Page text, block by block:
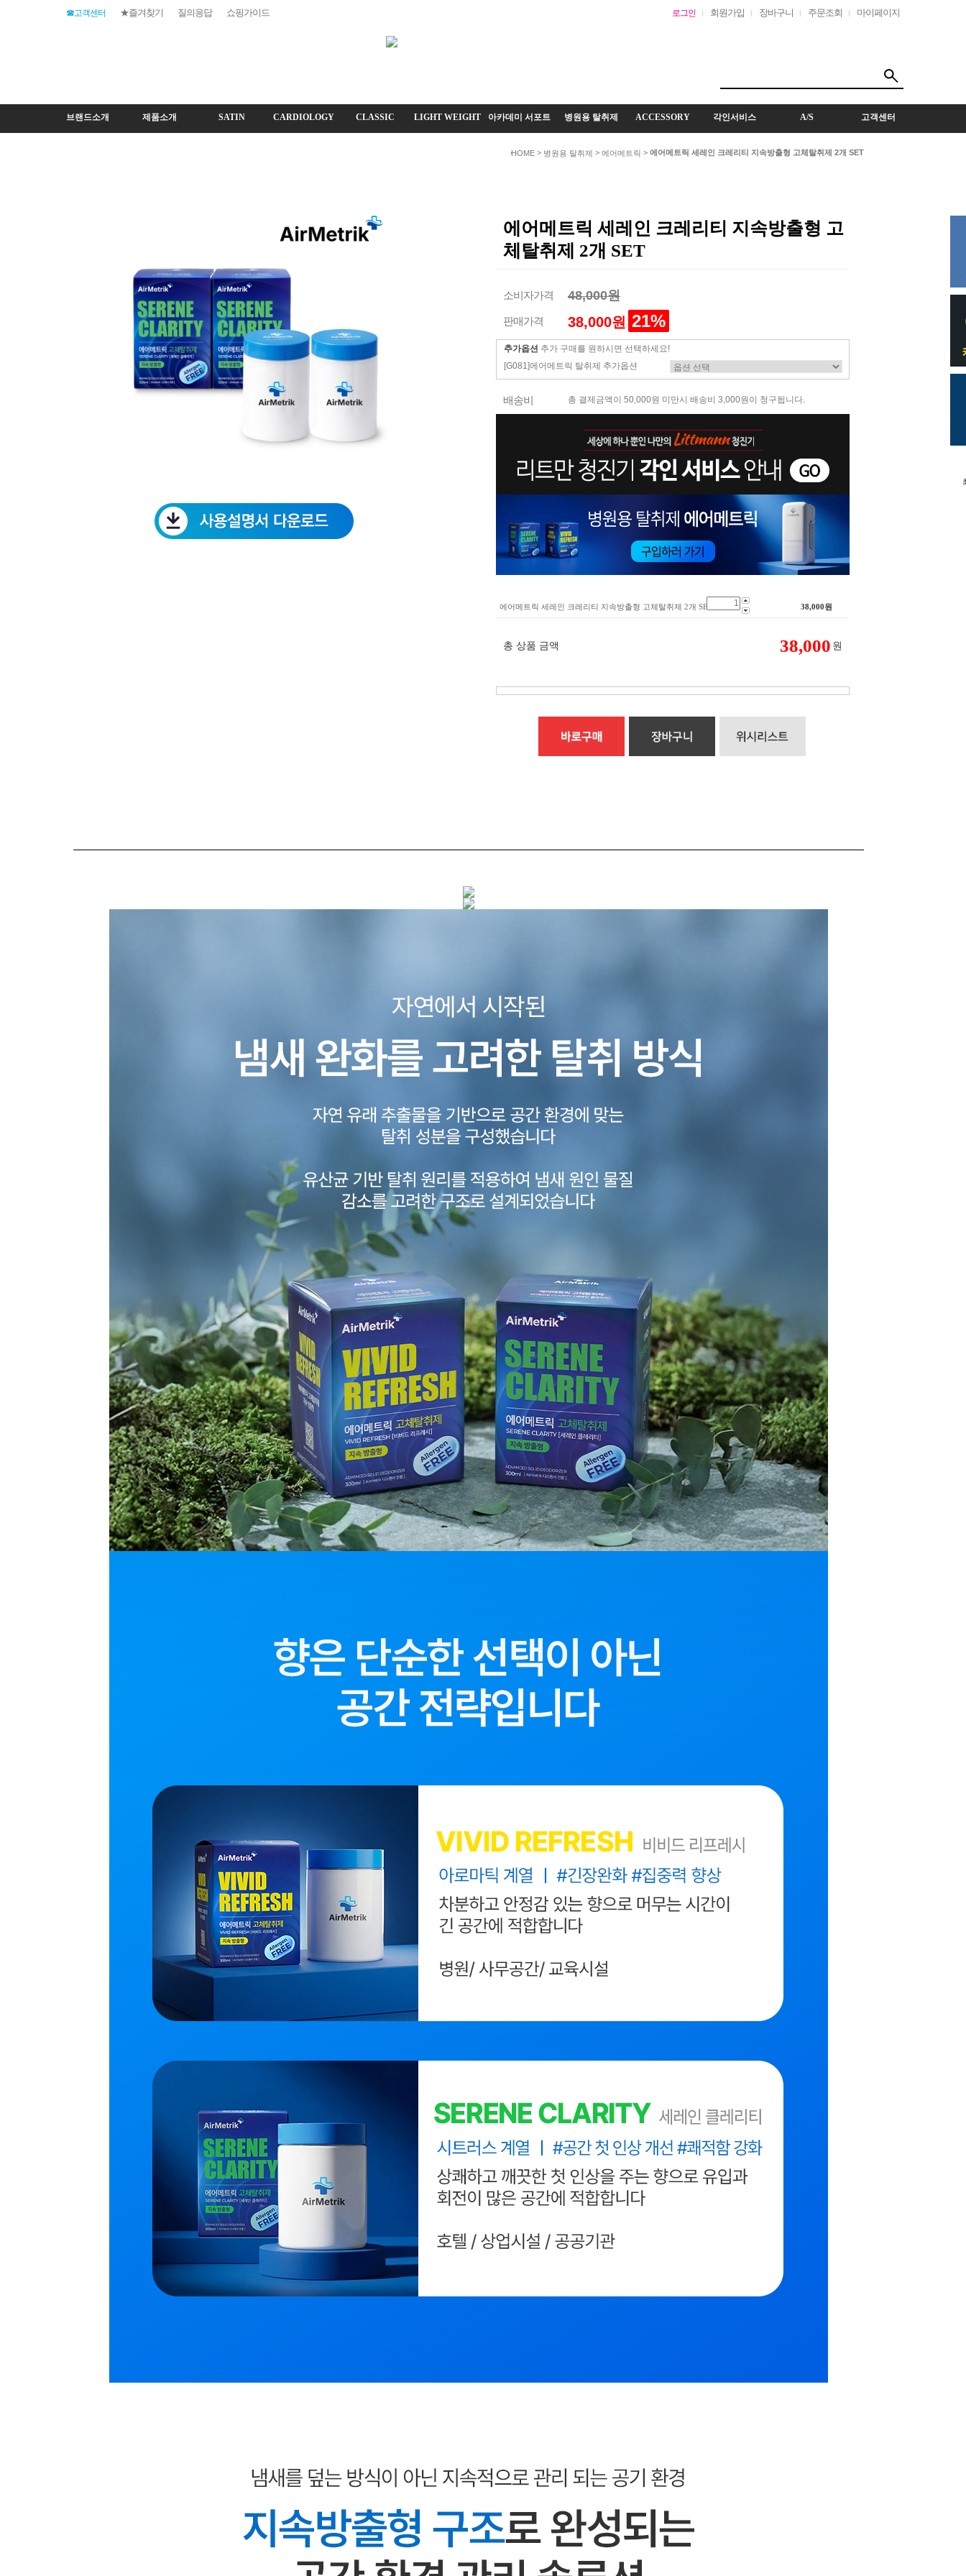
로그인 회원가입 장바구니 주문조회 마이페이지
☎고객센터 ★즐겨찾기 질의응답 쇼핑가이드
브랜드소개 제품소개 SATIN CARDIOLOGY CLASSIC LIGHT WEIGHT 아카데미 서포트 병원용 탈취제 ACCESSORY 각인서비스 A/S 고객센터
HOME > 병원용 탈취제 > 에어메트릭 > 에어메트릭 세레인 크레리티 지속방출형 고체탈취제 2개 SET
에어메트릭 세레인 크레리티 지속방출형 고
체탈취제 2개 SET
소비자가격 48,000원
판매가격 38,000원 21%
추가옵션 추가 구매를 원하시면 선택하세요!
[G081]에어메트릭 탈취제 추가옵션
배송비 총 결제금액이 50,000원 미만시 배송비 3,000원이 청구됩니다.
에어메트릭 세레인 크레리티 지속방출형 고체탈취제 2개 SET 38,000원
총 상품 금액 38,000 원